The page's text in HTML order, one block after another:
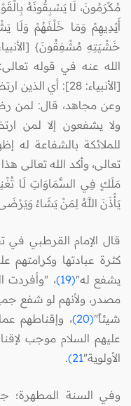
مُكْرَمُونَ، لَا يَسْبِقُونَهُ
أَيْدِيهِمْ وَمَا خَلْفَهُمْ
الله عنه في قوله
[الأنبياء: 28]: أي الذين ارتضاهم لشهادة أن لا إله إلا الله
وعن مجاهد، قال: لمن
ولا يشفعون إلا لمن
للملائكة بالشفاعة له
تعالى، وأكد الله تعالى
مَلَكٍ فِي السَّمَاوَاتِ لَا
يَأْذَنَ اللَّهُ لِمَنْ يَشَاءُ وَيَرْضَى}
قال الإمام القرطبي في
كثرة عبادتها وكرامتهم
يشفع له"(19)
، "وأفردت
مصدر، ولأنهم لو شفع
شيئاً"(20)
، وإقناطهم
عليهم السلام موجب
الأولوية"21)
.
وفي السنة المطهرة؛